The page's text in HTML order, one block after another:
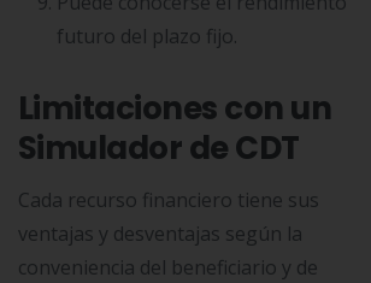
futuro del plazo fijo.
Limitaciones con un
Simulador de CDT
Cada recurso financiero tiene sus
ventajas y desventajas según la
conveniencia del beneficiario y de